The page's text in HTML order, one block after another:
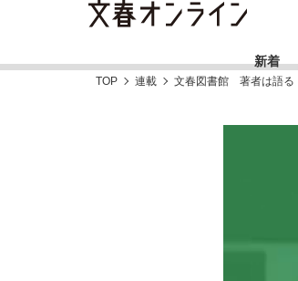
新着
TOP 連載 文春図書館 著者は語る